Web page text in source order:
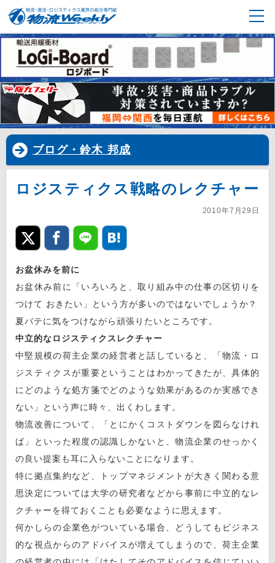
ブログ・鈴木 邦成
ロジスティクス戦略のレクチャー
2010年7月29日
お盆休みを前に
お盆休み前に「いろいろと、取り組み中の仕事の区切りを
つけて おきたい」という方が多いのではないでしょうか？
夏バテに気をつけながら頑張りたいところです。
中立的なロジスティクスレクチャー
中堅規模の荷主企業の経営者と話していると、「物流・ロ
ジスティクスが重要ということはわかってきたが、具体的
にどのような処方箋でどのような効果があるのか実感でき
ない」という声に時々、出くわします。
物流改善について、「とにかくコストダウンを図らなけれ
ば」といった程度の認識しかないと、物流企業のせっかく
の良い提案も耳に入らないことになります。
特に拠点集約など、トップマネジメントが大きく関わる意
思決定については大学の研究者などから事前に中立的なレ
クチャーを得ておくことも必要なように思えます。
何かしらの企業色がついている場合、どうしてもビジネス
的な視点からのアドバイスが増えてしまうので、荷主企業